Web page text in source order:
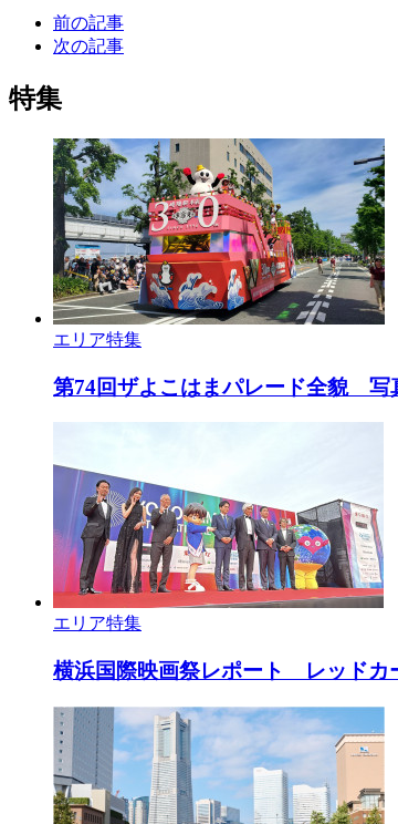
前の記事
次の記事
特集
エリア特集
第74回ザよこはまパレード全貌
エリア特集
横浜国際映画祭レポート レッドカ